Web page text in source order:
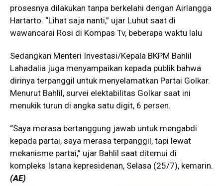
prosesnya dilakukan tanpa berkelahi dengan Airlangga
Hartarto. “Lihat saja nanti,” ujar Luhut saat di
wawancarai Rosi di Kompas Tv, beberapa waktu lalu
Sedangkan Menteri Investasi/Kepala BKPM Bahlil
Lahadalia juga menyampaikan kepada publik bahwa
dirinya terpanggil untuk menyelamatkan Partai Golkar.
Menurut Bahlil, survei elektabilitas Golkar saat ini
menukik turun di angka satu digit, 6 persen.
“Saya merasa bertanggung jawab untuk mengabdi
kepada partai, saya merasa terpanggil, tapi lewat
mekanisme partai,” ujar Bahlil saat ditemui di
kompleks Istana kepresidenan, Selasa (25/7), kemarin.
(AE)